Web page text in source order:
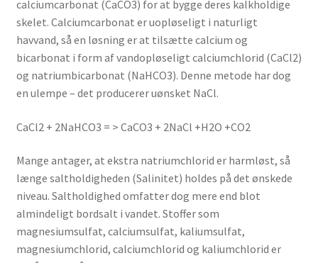
calciumcarbonat (CaCO3) for at bygge deres kalkholdige
skelet. Calciumcarbonat er uopløseligt i naturligt
havvand, så en løsning er at tilsætte calcium og
bicarbonat i form af vandopløseligt calciumchlorid (CaCl2)
og natriumbicarbonat (NaHCO3). Denne metode har dog
en ulempe – det producerer uønsket NaCl.
CaCl2 + 2NaHCO3 = > CaCO3 + 2NaCl +H2O +CO2
Mange antager, at ekstra natriumchlorid er harmløst, så
længe saltholdigheden (Salinitet) holdes på det ønskede
niveau. Saltholdighed omfatter dog mere end blot
almindeligt bordsalt i vandet. Stoffer som
magnesiumsulfat, calciumsulfat, kaliumsulfat,
magnesiumchlorid, calciumchlorid og kaliumchlorid er